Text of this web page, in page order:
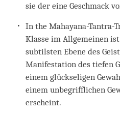
sie der eine Geschmack
In the Mahayana-Tantra-
Klasse im Allgemeinen
subtilsten Ebene des
Manifestation des tiefen
einem glückseligen
einem unbegrifflichen
erscheint.